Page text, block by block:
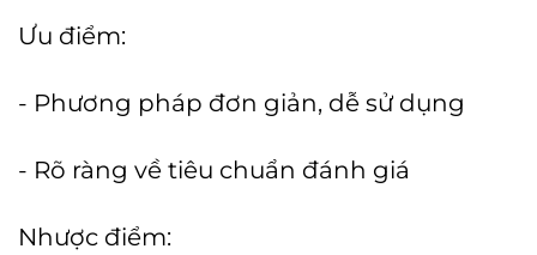
Ưu điểm:
- Phương pháp đơn giản, dễ sử dụng
- Rõ ràng về tiêu chuẩn đánh giá
Nhược điểm: